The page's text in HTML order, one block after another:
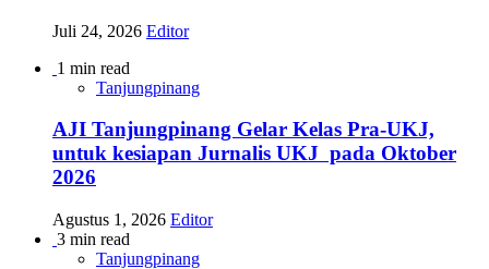
Juli 24, 2026 Editor
1 min read
Tanjungpinang
AJI Tanjungpinang Gelar Kelas Pra-UKJ,
untuk kesiapan Jurnalis UKJ pada Oktober
2026
Agustus 1, 2026 Editor
3 min read
Tanjungpinang